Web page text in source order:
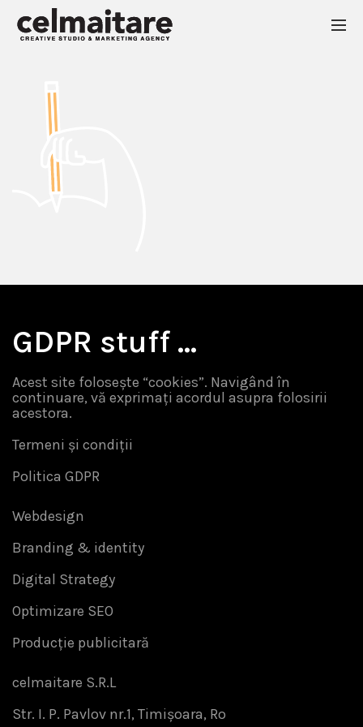
GDPR stuff …
Acest site folosește “cookies”. Navigând în
continuare, vă exprimați acordul asupra folosirii
acestora.
Termeni și condiții
Politica GDPR
Webdesign
Branding & identity
Digital Strategy
Optimizare SEO
Producție publicitară
celmaitare S.R.L
Str. I. P. Pavlov nr.1, Timișoara, Ro